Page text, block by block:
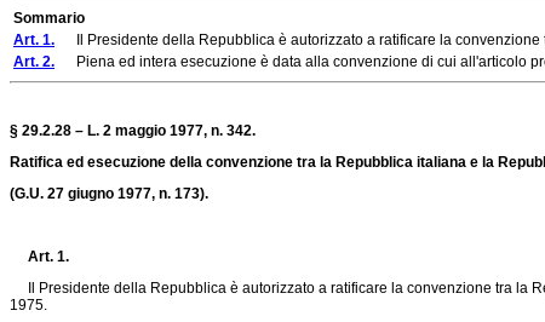
Sommario
Art. 1. Il Presidente della Repubblica è autorizzato a ratificare la
Art. 2. Piena ed intera esecuzione è data alla convenzione di cui all'articolo
§ 29.2.28 – L. 2 maggio 1977, n. 342.
Ratifica ed esecuzione della convenzione tra la Repubblica italiana e la
(G.U. 27 giugno 1977, n. 173).
Art. 1.
Il Presidente della Repubblica è autorizzato a ratificare la convenzione tra la
1975.